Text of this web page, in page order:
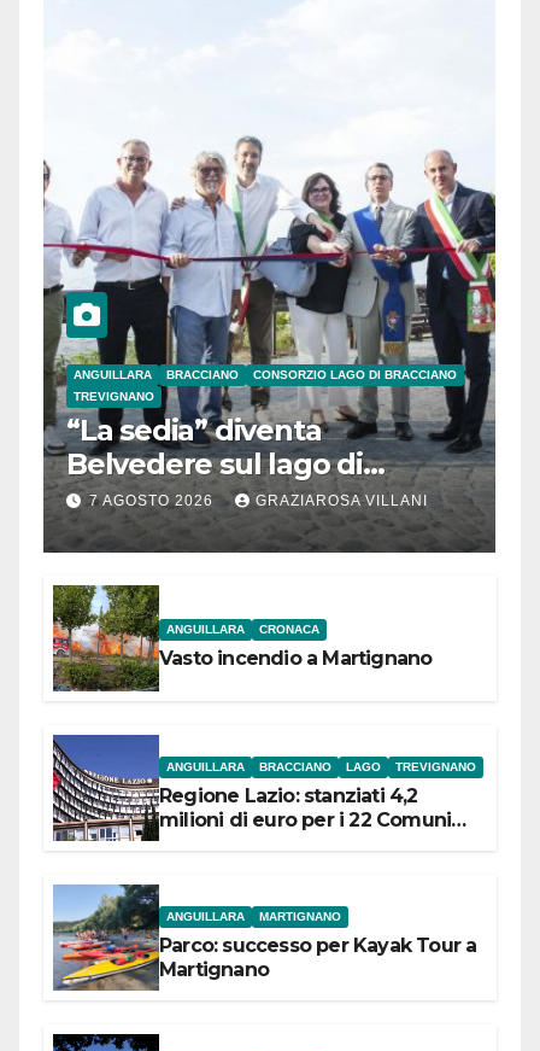
ANGUILLARA BRACCIANO
CONSORZIO LAGO DI BRACCIANO
TREVIGNANO
“La sedia” diventa
Belvedere sul lago di
Bracciano: ieri
l’inaugurazione
7 AGOSTO 2026 GRAZIAROSA VILLANI
ANGUILLARA CRONACA
Vasto incendio a Martignano
ANGUILLARA BRACCIANO LAGO TREVIGNANO
Regione Lazio: stanziati 4,2
milioni di euro per i 22 Comuni
ANGUILLARA MARTIGNANO
Parco: successo per Kayak Tour a
Martignano